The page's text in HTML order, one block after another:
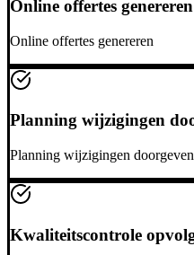
Online offertes genereren
Online offertes genereren
Planning wijzigingen
Planning wijzigingen doorgeven
Kwaliteitscontrole